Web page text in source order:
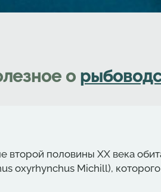
о
второй половины ХХ века
oxyrhynchus Michill),